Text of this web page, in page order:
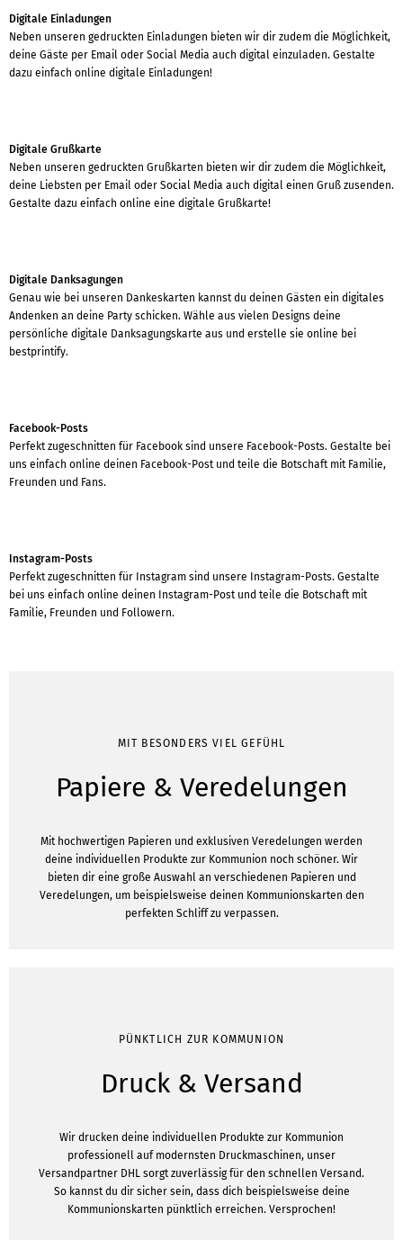
Digitale Einladungen
Neben unseren gedruckten Einladungen bieten wir dir zudem die Möglichkeit,
deine Gäste per Email oder Social Media auch digital einzuladen. Gestalte
dazu einfach online digitale Einladungen!
Digitale Grußkarte
Neben unseren gedruckten Grußkarten bieten wir dir zudem die Möglichkeit,
deine Liebsten per Email oder Social Media auch digital einen Gruß zusenden.
Gestalte dazu einfach online eine digitale Grußkarte!
Digitale Danksagungen
Genau wie bei unseren Dankeskarten kannst du deinen Gästen ein digitales
Andenken an deine Party schicken. Wähle aus vielen Designs deine
persönliche digitale Danksagungskarte aus und erstelle sie online bei
bestprintify.
Facebook-Posts
Perfekt zugeschnitten für Facebook sind unsere Facebook-Posts. Gestalte bei
uns einfach online deinen Facebook-Post und teile die Botschaft mit Familie,
Freunden und Fans.
Instagram-Posts
Perfekt zugeschnitten für Instagram sind unsere Instagram-Posts. Gestalte
bei uns einfach online deinen Instagram-Post und teile die Botschaft mit
Familie, Freunden und Followern.
MIT BESONDERS VIEL GEFÜHL
Papiere & Veredelungen
Mit hochwertigen Papieren und exklusiven Veredelungen werden
deine individuellen Produkte zur Kommunion noch schöner. Wir
bieten dir eine große Auswahl an verschiedenen Papieren und
Veredelungen, um beispielsweise deinen Kommunionskarten den
perfekten Schliff zu verpassen.
PÜNKTLICH ZUR KOMMUNION
Druck & Versand
Wir drucken deine individuellen Produkte zur Kommunion
professionell auf modernsten Druckmaschinen, unser
Versandpartner DHL sorgt zuverlässig für den schnellen Versand.
So kannst du dir sicher sein, dass dich beispielsweise deine
Kommunionskarten pünktlich erreichen. Versprochen!